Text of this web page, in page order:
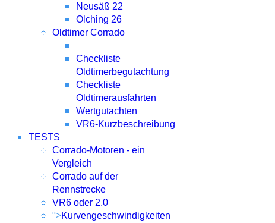
Neusäß 22
Olching 26
Oldtimer Corrado
Checkliste
Oldtimerbegutachtung
Checkliste
Oldtimerausfahrten
Wertgutachten
VR6-Kurzbeschreibung
TESTS
Corrado-Motoren - ein
Vergleich
Corrado auf der
Rennstrecke
VR6 oder 2.0
">Kurvengeschwindigkeiten